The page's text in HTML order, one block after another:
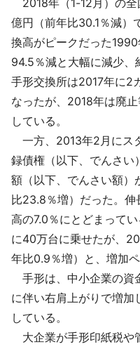
導入
採用
よく
2018年（1-12月）の
億円（前年比30.1％減）
換高がピークだった
94.5％減と大幅に減少、
手形交換所は2017年に2
なったが、2018年は廃
している。
一方、2013年2月にス
録債権（以下、でんさ
額（以下、でんさい額
比23.8％増）だった。
高の7.0％にとどまって
に40万台に乗せたが、
年比0.9％増）と、増加
手形は、中小企業の資
に伴い右肩上がりで増
している。
大企業が手形印紙税や